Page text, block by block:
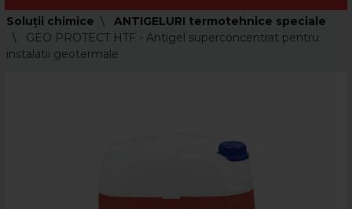
Soluții chimice
ANTIGELURI termotehnice speciale
GEO PROTECT HTF - Antigel superconcentrat pentru
instalatii geotermale